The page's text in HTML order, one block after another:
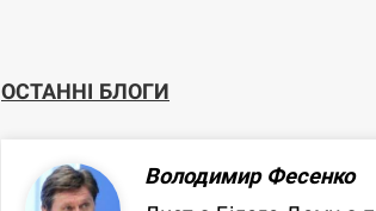
ОСТАННІ БЛОГИ
Володимир Фесенко